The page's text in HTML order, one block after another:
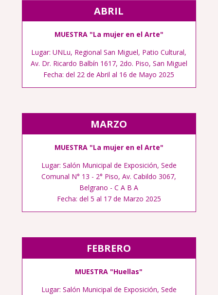
ABRIL
MUESTRA "La mujer en el Arte"
Lugar: UNLu, Regional San Miguel, Patio Cultural,
Av. Dr. Ricardo Balbín 1617, 2do. Piso, San Miguel
Fecha: del 22 de Abril al 16 de Mayo 2025
MARZO
MUESTRA "La mujer en el Arte"
Lugar: Salón Municipal de Exposición, Sede
Comunal N° 13 - 2° Piso, Av. Cabildo 3067,
Belgrano - C A B A
Fecha: del 5 al 17 de Marzo 2025
FEBRERO
MUESTRA "Huellas"
Lugar: Salón Municipal de Exposición, Sede